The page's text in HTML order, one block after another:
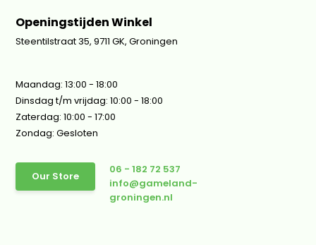
Openingstijden Winkel
Steentilstraat 35, 9711 GK, Groningen
Maandag: 13:00 - 18:00
Dinsdag t/m vrijdag: 10:00 - 18:00
Zaterdag: 10:00 - 17:00
Zondag: Gesloten
Our Store
06 - 182 72 537
info@gameland-
groningen.nl